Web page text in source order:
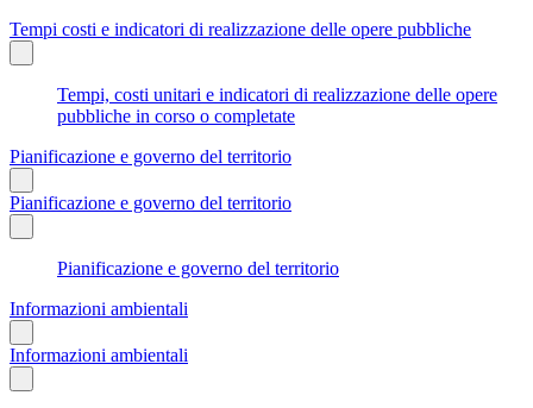
Tempi costi e indicatori di realizzazione delle opere pubbliche
Tempi, costi unitari e indicatori di realizzazione delle opere
pubbliche in corso o completate
Pianificazione e governo del territorio
Pianificazione e governo del territorio
Pianificazione e governo del territorio
Informazioni ambientali
Informazioni ambientali